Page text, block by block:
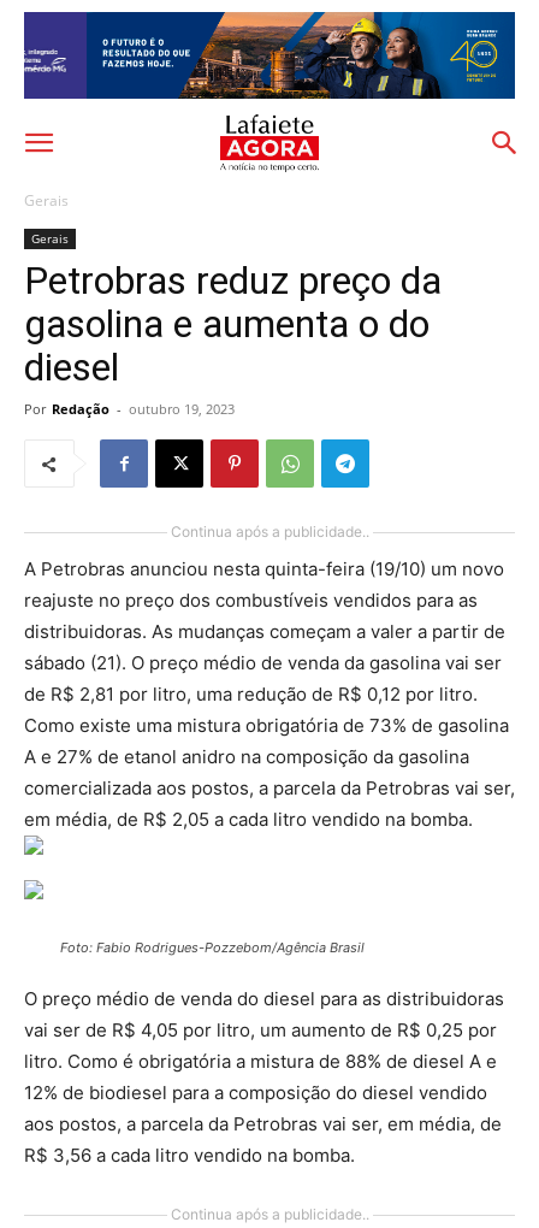
Gerais
Gerais
Petrobras reduz preço da
gasolina e aumenta o do
diesel
Por Redação - outubro 19, 2023
Continua após a publicidade..
A Petrobras anunciou nesta quinta-feira (19/10) um novo
reajuste no preço dos combustíveis vendidos para as
distribuidoras. As mudanças começam a valer a partir de
sábado (21). O preço médio de venda da gasolina vai ser
de R$ 2,81 por litro, uma redução de R$ 0,12 por litro.
Como existe uma mistura obrigatória de 73% de gasolina
A e 27% de etanol anidro na composição da gasolina
comercializada aos postos, a parcela da Petrobras vai ser,
em média, de R$ 2,05 a cada litro vendido na bomba.
Foto: Fabio Rodrigues-Pozzebom/Agência Brasil
O preço médio de venda do diesel para as distribuidoras
vai ser de R$ 4,05 por litro, um aumento de R$ 0,25 por
litro. Como é obrigatória a mistura de 88% de diesel A e
12% de biodiesel para a composição do diesel vendido
aos postos, a parcela da Petrobras vai ser, em média, de
R$ 3,56 a cada litro vendido na bomba.
Continua após a publicidade..